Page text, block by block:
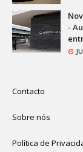
-
Contacto
Sobre nós
Política de